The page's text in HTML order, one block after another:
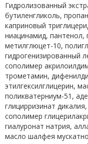
Гидролизованный
бутиленгликоль,
каприновый
ниацинамид, пантенол,
метилглюцет-10,
гидрогенизированный
сополимер
трометамин,
этилгексилглицерин,
поликватерниум-51,
глицирризинат
сополимер
гиалуронат натрия,
масло шалфея